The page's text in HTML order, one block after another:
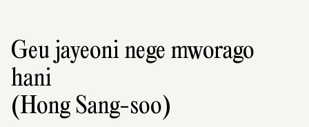
Geu jayeoni nege mworago
hani
(Hong Sang-soo)